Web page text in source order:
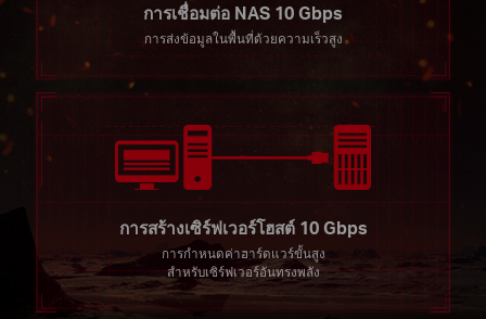
การเชื่อมต่อ NAS 10 Gbps
การส่งข้อมูลในพื้นที่ด้วยความเร็วสูง
การสร้างเซิร์ฟเวอร์โฮสต์ 10 Gbps
การกำหนดค่าฮาร์ดแวร์ขั้นสูง
สำหรับเซิร์ฟเวอร์อันทรงพลัง